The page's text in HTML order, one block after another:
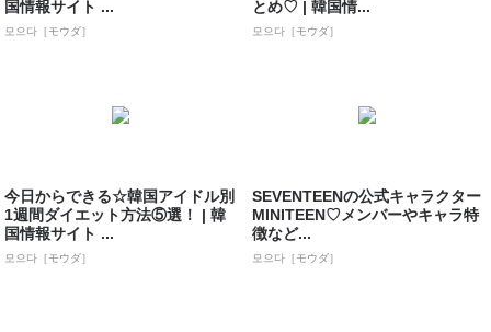
国情報サイト ...
모으다［モウダ］
とめ♡ | 韓国情...
모으다［モウダ］
今日からできる☆韓国アイドル別
1週間ダイエット方法⑤選！ | 韓
国情報サイト ...
모으다［モウダ］
SEVENTEENの公式キャラクター
MINITEEN♡メンバーやキャラ特
徴など...
모으다［モウダ］